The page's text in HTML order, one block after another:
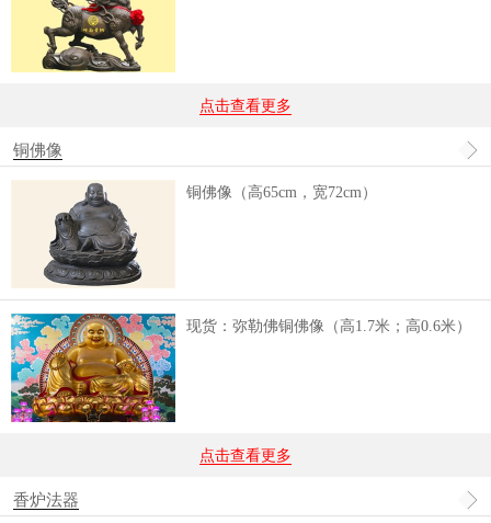
点击查看更多
铜佛像
铜佛像（高65cm，宽72cm）
现货：弥勒佛铜佛像（高1.7米；高0.6米）
点击查看更多
香炉法器